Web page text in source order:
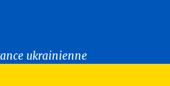
ukrainienne